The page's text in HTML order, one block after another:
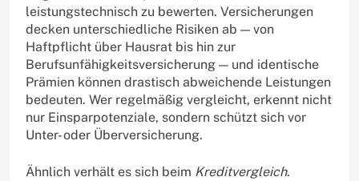
leistungstechnisch zu bewerten. Versicherungen
decken unterschiedliche Risiken ab — von
Haftpflicht über Hausrat bis hin zur
Berufsunfähigkeitsversicherung — und identische
Prämien können drastisch abweichende Leistungen
bedeuten. Wer regelmäßig vergleicht, erkennt nicht
nur Einsparpotenziale, sondern schützt sich vor
Unter- oder Überversicherung.
Ähnlich verhält es sich beim Kreditvergleich.